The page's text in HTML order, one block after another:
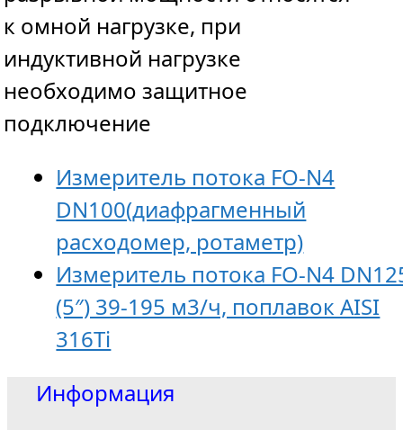
к омной нагрузке, при
индуктивной нагрузке
необходимо защитное
подключение
Измеритель потока FO-N4
DN100(диафрагменный
расходомер, ротаметр)
Измеритель потока FO-N4
(5″) 39-195 м3/ч, поплавок AISI
316Ti
Информация